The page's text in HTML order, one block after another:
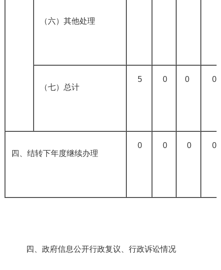
（六）其他处理
（七）总计
5 0 0 0
四、结转下年度继续办理
0 0 0 0
四、政府信息公开行政复议、行政诉讼情况